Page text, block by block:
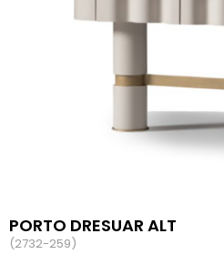
PORTO DRESUAR ALT
(2732-259)